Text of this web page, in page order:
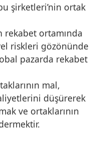
şirketleri’nin ortak
rekabet ortamında
riskleri gözönünde
pazarda rekabet
mal,
düşürerek
ve ortaklarının